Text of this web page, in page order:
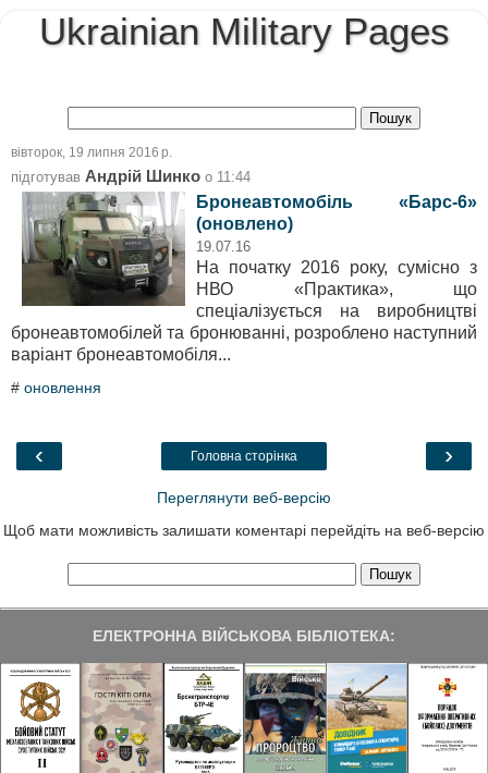
Ukrainian Military Pages
вівторок, 19 липня 2016 р.
підготував Андрій Шинко о 11:44
Бронеавтомобіль «Барс-6»
(оновлено)
19.07.16
На початку 2016 року, сумісно з
НВО «Практика», що
спеціалізується на виробництві
бронеавтомобілей та бронюванні, розроблено наступний
варіант бронеавтомобіля...
# оновлення
‹ ›
Головна сторінка
Переглянути веб-версію
Щоб мати можливість залишати коментарі перейдіть на веб-версію
ЕЛЕКТРОННА ВІЙСЬКОВА БІБЛІОТЕКА: